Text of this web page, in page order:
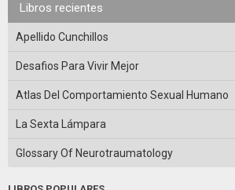
Libros recientes
Apellido Cunchillos
Desafios Para Vivir Mejor
Atlas Del Comportamiento Sexual Humano
La Sexta Lámpara
Glossary Of Neurotraumatology